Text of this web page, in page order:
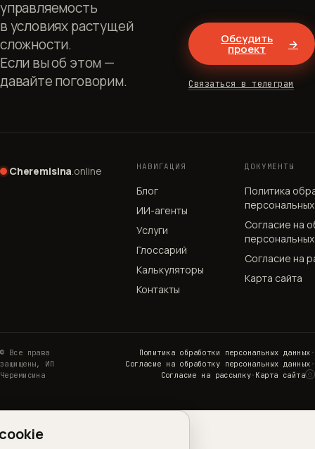
управляемость
в условиях растущей
сложности.
Если вы об этом —
давайте поговорим.
Обсудить
проект →
Связаться в телеграм
Cheremisina.online НАВИГАЦИЯ
Блог
ИИ-агенты
Услуги
Глоссарий
Калькуляторы
Контакты
ДОКУМЕНТЫ
Политика
Согласие на
Согласие на
Карта сайта
© Все права
защищены, ИП
Черемисина
Политика обработки персональных данных ·
Согласие на обработку персональных данных ·
Согласие на рассылку· Карта сайта ◌